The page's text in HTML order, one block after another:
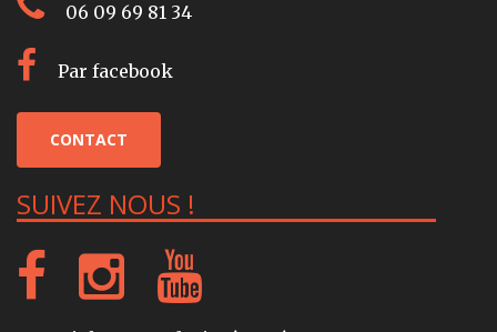
06 09 69 81 34
Par facebook
CONTACT
SUIVEZ NOUS !